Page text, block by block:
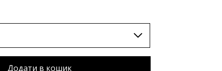
Додати в кошик